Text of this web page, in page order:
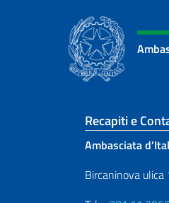
Recapiti e
Ambasciata
Bircaninova